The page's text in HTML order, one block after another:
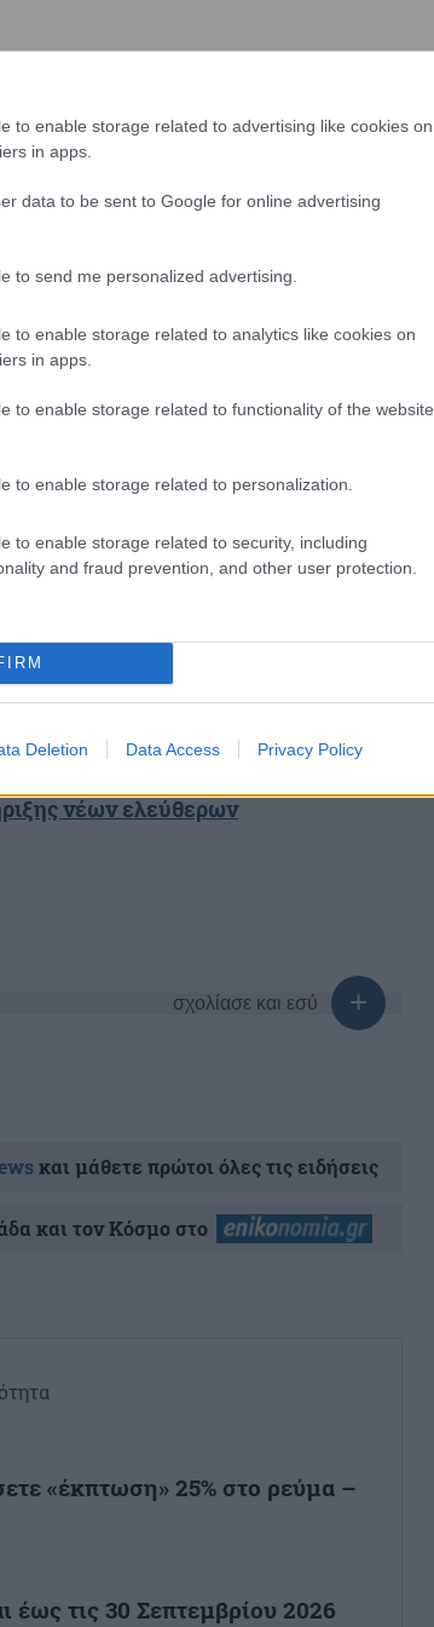
to enable storage related to advertising like cookies on
in apps.
data to be sent to Google for online advertising
to send me personalized advertising.
to enable storage related to analytics like cookies on
in apps.
to enable storage related to functionality of the website
to enable storage related to personalization.
to enable storage related to security, including
and fraud prevention, and other user protection.
Deletion Data Access Privacy Policy
share
Βήμα – βήμα η διαδικασία
από την άνοιξη – Τι θα αλλάξει στις
νέων ελεύθερων
σχολίασε και εσύ
και μάθετε πρώτοι όλες τις ειδήσεις
και τον Κόσμο στο
«έκπτωση» 25% στο ρεύμα –
τις 30 Σεπτεμβρίου 2026